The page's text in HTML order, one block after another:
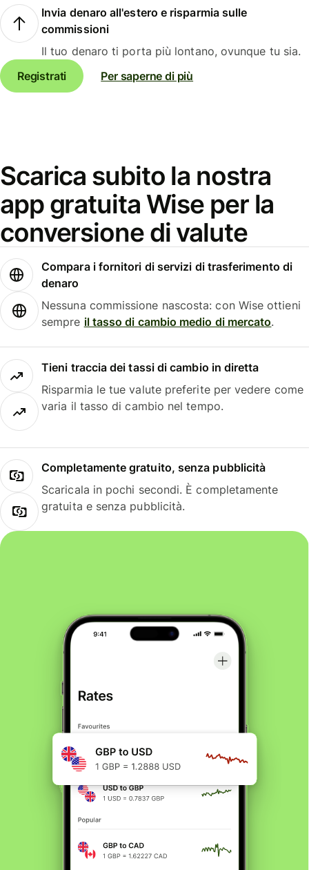
Invia denaro all'estero e risparmia sulle
commissioni
Il tuo denaro ti porta più lontano, ovunque tu sia.
Registrati
Per saperne di più
Scarica subito la nostra
app gratuita Wise per la
conversione di valute
Compara i fornitori di servizi di trasferimento di
denaro
Nessuna commissione nascosta: con Wise ottieni
sempre il tasso di cambio medio di mercato.
Tieni traccia dei tassi di cambio in diretta
Risparmia le tue valute preferite per vedere come
varia il tasso di cambio nel tempo.
Completamente gratuito, senza pubblicità
Scaricala in pochi secondi. È completamente
gratuita e senza pubblicità.